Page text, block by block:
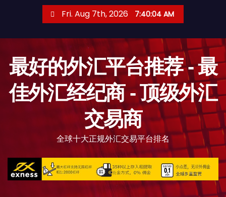
Fri. Aug 7th, 2026 7:40:06 AM
最好的外汇平台推荐 - 最
佳外汇经纪商 - 顶级外汇
交易商
全球十大正规外汇交易平台排名